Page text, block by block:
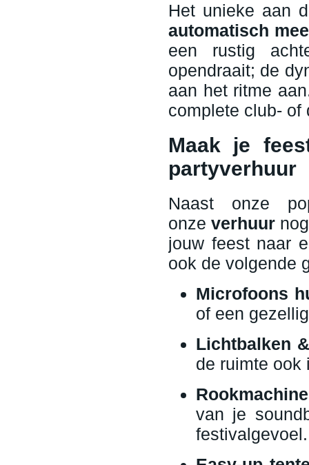
Het unieke aan
automatisch
een rustig
opendraait; de
aan het ritme
complete club- of
Maak je
partyverhuur
Naast onze
onzeverhuur
jouw feest naar
ook de volgende
Microfoons
of een
Lichtbalken
de ruimte ook
van je
festivalgevoel.